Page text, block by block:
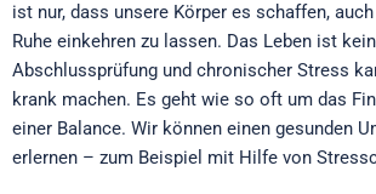
ist nur, dass unsere Körper es schaffen,
Ruhe einkehren zu lassen. Das Leben ist
Abschlussprüfung und chronischer Stress
krank machen. Es geht wie so oft um das
einer Balance. Wir können einen gesunden
erlernen – zum Beispiel mit Hilfe von